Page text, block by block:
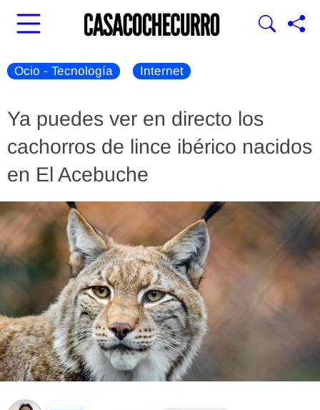
Ocio - Tecnología Internet
Ya puedes ver en directo los
cachorros de lince ibérico nacidos
en El Acebuche